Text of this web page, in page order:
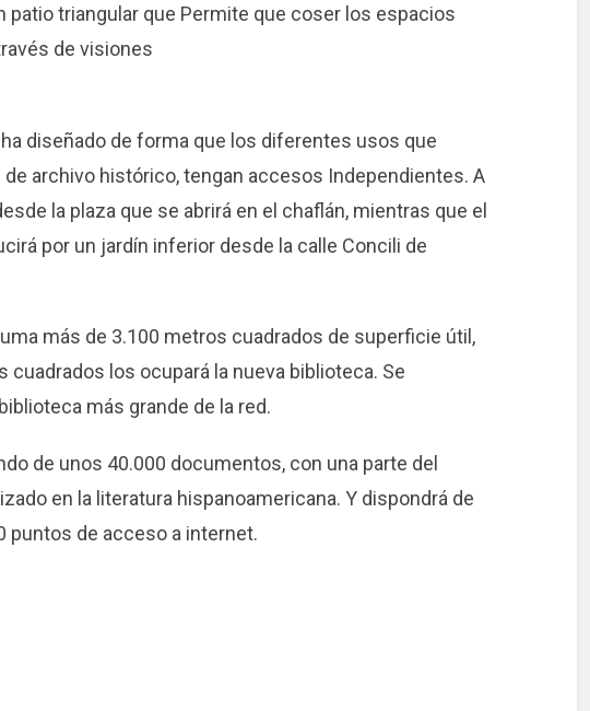
patio triangular que Permite que coser los espacios
de visiones
diseñado de forma que los diferentes usos que
de archivo histórico, tengan accesos Independientes. A
la plaza que se abrirá en el chaflán, mientras que el
por un jardín inferior desde la calle Concili de
más de 3.100 metros cuadrados de superficie útil,
cuadrados los ocupará la nueva biblioteca. Se
más grande de la red.
de unos 40.000 documentos, con una parte del
en la literatura hispanoamericana. Y dispondrá de
puntos de acceso a internet.